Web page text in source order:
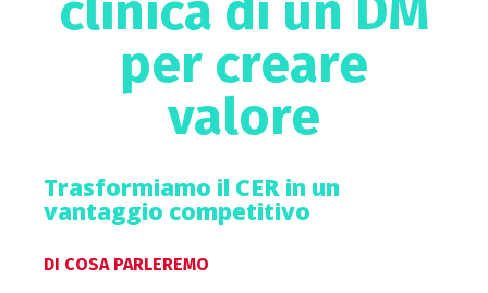
per creare
valore
Trasformiamo il CER in un
vantaggio competitivo
DI COSA PARLEREMO